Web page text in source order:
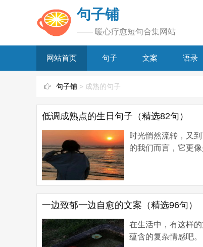
句子铺
—— 暖心疗愈短句合集网站
网站首页 句子 文案 语录
句子铺 > 成熟的句子
低调成熟点的生日句子（精选82句）
时光悄然流转，又
的我们而言，它更
一边致郁一边自愈的文案（精选96句）
在生活中，有这样
蕴含的复杂情感吧